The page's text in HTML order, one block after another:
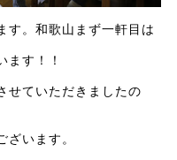
す。和歌山まず一軒目は
ます！！
せていただきましたの
ざいます。